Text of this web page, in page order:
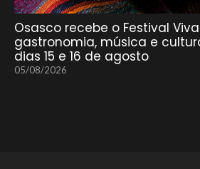
Osasco recebe o Festival
gastronomia, música e
dias 15 e 16 de agosto
05/08/2026